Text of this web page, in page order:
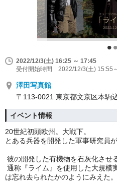
2022/12/3(土) 16:25 ～ 17:45
受付開始時間 2022/12/3(土) 15:55
澤田写真館
〒113-0021 東京都文京区本駒
イベント情報
20世紀初頭欧州。大戦下。
とある兵器を開発した軍事研究員
彼の開発した有機物を石灰化させ
通称『ライム』を使用した大規模
は忘れ去られたかのようにみえた。